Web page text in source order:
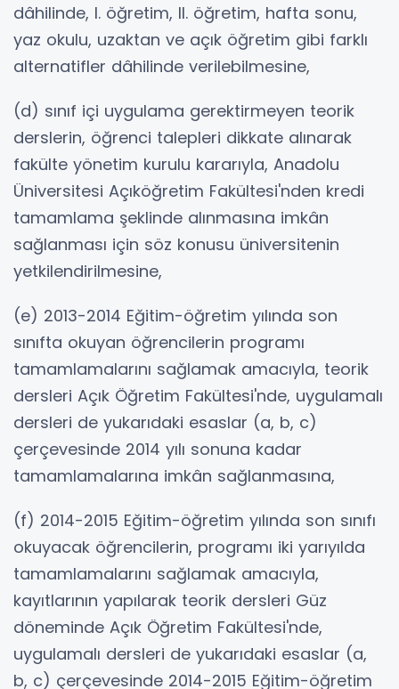
dâhilinde, I. öğretim, II. öğretim, hafta sonu,
yaz okulu, uzaktan ve açık öğretim gibi farklı
alternatifler dâhilinde verilebilmesine,
(d) sınıf içi uygulama gerektirmeyen teorik
derslerin, öğrenci talepleri dikkate alınarak
fakülte yönetim kurulu kararıyla, Anadolu
Üniversitesi Açıköğretim Fakültesi'nden kredi
tamamlama şeklinde alınmasına imkân
sağlanması için söz konusu üniversitenin
yetkilendirilmesine,
(e) 2013-2014 Eğitim-öğretim yılında son
sınıfta okuyan öğrencilerin programı
tamamlamalarını sağlamak amacıyla, teorik
dersleri Açık Öğretim Fakültesi'nde, uygulamalı
dersleri de yukarıdaki esaslar (a, b, c)
çerçevesinde 2014 yılı sonuna kadar
tamamlamalarına imkân sağlanmasına,
(f) 2014-2015 Eğitim-öğretim yılında son sınıfı
okuyacak öğrencilerin, programı iki yarıyılda
tamamlamalarını sağlamak amacıyla,
kayıtlarının yapılarak teorik dersleri Güz
döneminde Açık Öğretim Fakültesi'nde,
uygulamalı dersleri de yukarıdaki esaslar (a,
b, c) çerçevesinde 2014-2015 Eğitim-öğretim